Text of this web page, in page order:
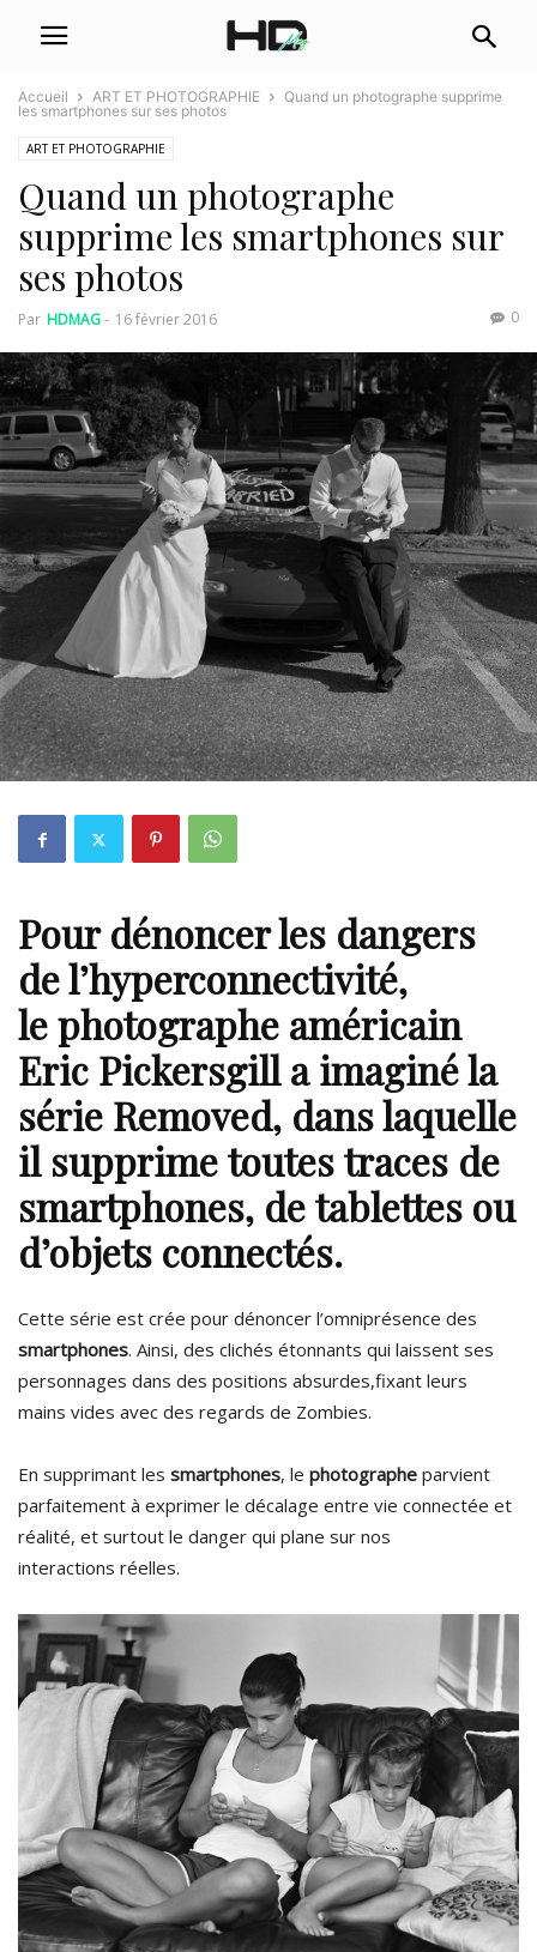
Accueil ART ET PHOTOGRAPHIE
Quand un photographe supprime
les smartphones sur ses photos
ART ET PHOTOGRAPHIE
Quand un photographe
supprime les smartphones sur
ses photos
Par HDMAG- 16 février 2016 0
Pour dénoncer les dangers
de l’hyperconnectivité,
lephotographe américain
Eric Pickersgilla imaginé la
série Removed, dans laquelle
il supprime toutes traces de
smartphones, de tablettes ou
d’objets connectés.
Cette série est crée pour dénoncer l’omniprésence des
smartphones. Ainsi, des clichés étonnants qui laissent ses
personnages dans des positions absurdes,fixant leurs
mains vides avec des regards de Zombies.
En supprimant les smartphones, le photographe parvient
parfaitement à exprimer le décalage entre vie connectée et
réalité, et surtout le danger qui plane sur nos
interactions réelles.